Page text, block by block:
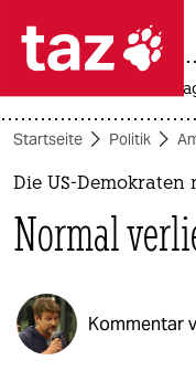

politik
öko
gesellschaft
Startseite Politik
Die US-Demokraten
Normal
Kommentar